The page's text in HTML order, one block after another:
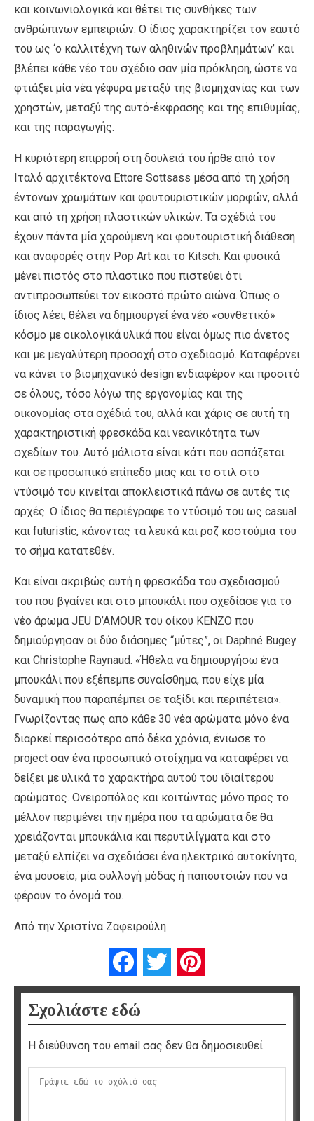
και κοινωνιολογικά και θέτει τις συνθήκες των
ανθρώπινων εμπειριών. Ο ίδιος χαρακτηρίζει τον εαυτό
του ως ‘ο καλλιτέχνη των αληθινών προβλημάτων’ και
βλέπει κάθε νέο του σχέδιο σαν μία πρόκληση, ώστε να
φτιάξει μία νέα γέφυρα μεταξύ της βιομηχανίας και των
χρηστών, μεταξύ της αυτό-έκφρασης και της επιθυμίας,
και της παραγωγής.
Η κυριότερη επιρροή στη δουλειά του ήρθε από τον
Ιταλό αρχιτέκτονα Ettore Sottsass μέσα από τη χρήση
έντονων χρωμάτων και φουτουριστικών μορφών, αλλά
και από τη χρήση πλαστικών υλικών. Τα σχέδιά του
έχουν πάντα μία χαρούμενη και φουτουριστική διάθεση
και αναφορές στην Pop Art και το Kitsch. Και φυσικά
μένει πιστός στο πλαστικό που πιστεύει ότι
αντιπροσωπεύει τον εικοστό πρώτο αιώνα. Όπως ο
ίδιος λέει, θέλει να δημιουργεί ένα νέο «συνθετικό»
κόσμο με οικολογικά υλικά που είναι όμως πιο άνετος
και με μεγαλύτερη προσοχή στο σχεδιασμό. Καταφέρνει
να κάνει το βιομηχανικό design ενδιαφέρον και προσιτό
σε όλους, τόσο λόγω της εργονομίας και της
οικονομίας στα σχέδιά του, αλλά και χάρις σε αυτή τη
χαρακτηριστική φρεσκάδα και νεανικότητα των
σχεδίων του. Αυτό μάλιστα είναι κάτι που ασπάζεται
και σε προσωπικό επίπεδο μιας και το στιλ στο
ντύσιμό του κινείται αποκλειστικά πάνω σε αυτές τις
αρχές. Ο ίδιος θα περιέγραφε το ντύσιμό του ως casual
και futuristic, κάνοντας τα λευκά και ροζ κοστούμια του
το σήμα κατατεθέν.
Και είναι ακριβώς αυτή η φρεσκάδα του σχεδιασμού
του που βγαίνει και στο μπουκάλι που σχεδίασε για το
νέο άρωμα JEU D’AMOUR του οίκου KENZO που
δημιούργησαν οι δύο διάσημες “μύτες”, οι Daphné Bugey
και Christophe Raynaud. «Ήθελα να δημιουργήσω ένα
μπουκάλι που εξέπεμπε συναίσθημα, που είχε μία
δυναμική που παραπέμπει σε ταξίδι και περιπέτεια».
Γνωρίζοντας πως από κάθε 30 νέα αρώματα μόνο ένα
διαρκεί περισσότερο από δέκα χρόνια, ένιωσε το
project σαν ένα προσωπικό στοίχημα να καταφέρει να
δείξει με υλικά το χαρακτήρα αυτού του ιδιαίτερου
αρώματος. Ονειροπόλος και κοιτώντας μόνο προς το
μέλλον περιμένει την ημέρα που τα αρώματα δε θα
χρειάζονται μπουκάλια και περυτιλίγματα και στο
μεταξύ ελπίζει να σχεδιάσει ένα ηλεκτρικό αυτοκίνητο,
ένα μουσείο, μία συλλογή μόδας ή παπουτσιών που να
φέρουν το όνομά του.
Από την Χριστίνα Ζαφειρούλη
FacebookTwitter
Σχολιάστε εδώ
Η διεύθυνση του email σας δεν θα δημοσιευθεί.